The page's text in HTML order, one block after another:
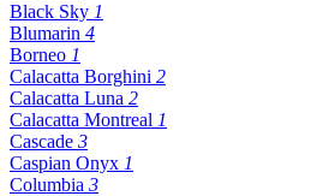
Black Sky 1
Blumarin 4
Borneo 1
Calacatta Borghini 2
Calacatta Luna 2
Calacatta Montreal 1
Cascade 3
Caspian Onyx 1
Columbia 3